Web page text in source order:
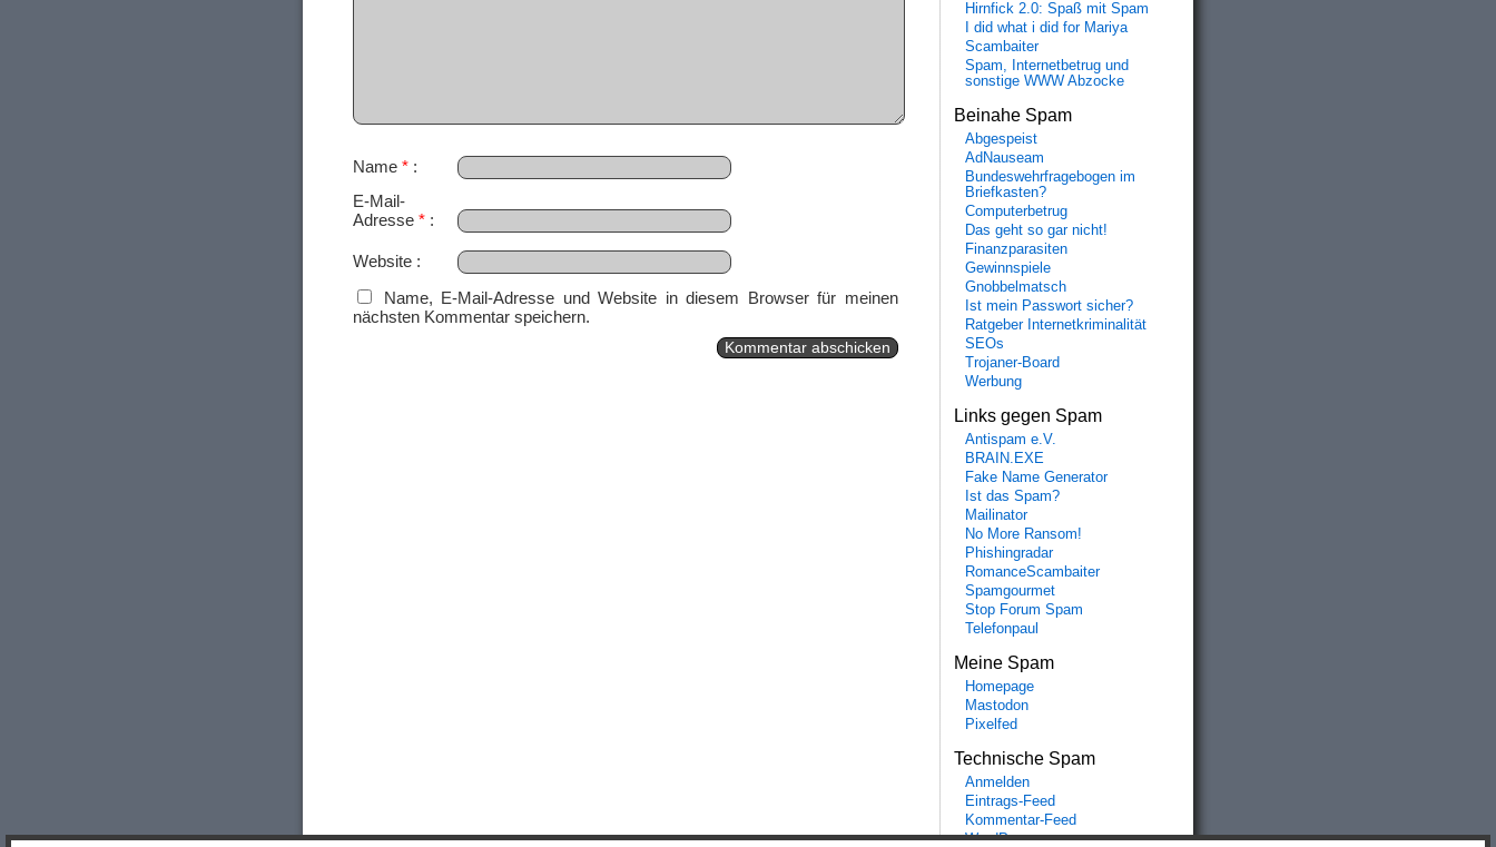
Name *
E-Mail-
Adresse *
Website
Name, E-Mail-Adresse und Website in diesem Browser für meinen
nächsten Kommentar speichern.
Hirnfick 2.0: Spaß mit Spam
I did what i did for Mariya
Scambaiter
Spam, Internetbetrug und
sonstige WWW Abzocke
Beinahe Spam
Abgespeist
AdNauseam
Bundeswehrfragebogen im
Briefkasten?
Computerbetrug
Das geht so gar nicht!
Finanzparasiten
Gewinnspiele
Gnobbelmatsch
Ist mein Passwort sicher?
Ratgeber Internetkriminalität
SEOs
Trojaner-Board
Werbung
Links gegen Spam
Antispam e.V.
BRAIN.EXE
Fake Name Generator
Ist das Spam?
Mailinator
No More Ransom!
Phishingradar
RomanceScambaiter
Spamgourmet
Stop Forum Spam
Telefonpaul
Meine Spam
Homepage
Mastodon
Pixelfed
Technische Spam
Anmelden
Eintrags-Feed
Kommentar-Feed
WordPress.org